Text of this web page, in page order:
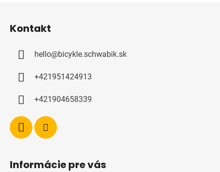
Kontakt
hello@bicykle.schwabik.sk
+421951424913
+421904658339
Informácie pre vás